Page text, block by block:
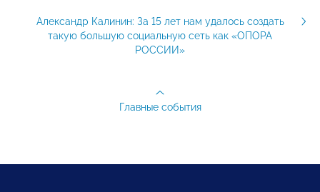
Александр Калинин: За 15 лет нам удалось создать
такую большую социальную сеть как «ОПОРА
РОССИИ»
Главные события